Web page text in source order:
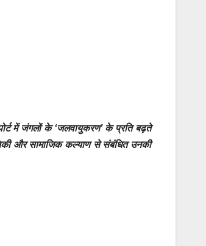
में जंगलों के ‘जलवायुकरण’ के प्रति बढ़ते
और सामाजिक कल्याण से संबंधित उनकी